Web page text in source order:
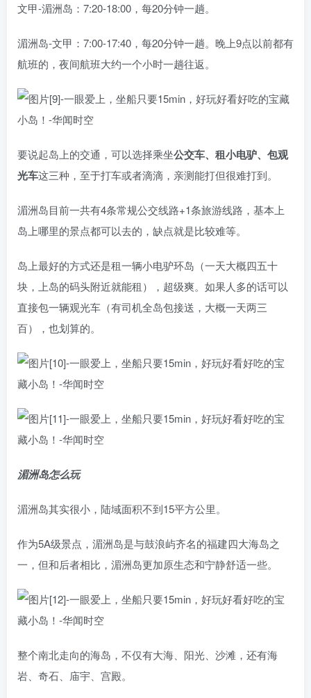
文甲-湄洲岛：7:20-18:00，每20分钟一趟。
湄洲岛-文甲：7:00-17:40，每20分钟一趟。晚上9点以前都有
航班的，夜间航班大约一个小时一趟往返。
要说起岛上的交通，可以选择乘坐公交车、租小电驴、包观
光车这三种，至于打车或者滴滴，亲测能打但很难打到。
湄洲岛目前一共有4条常规公交线路+1条旅游线路，基本上
岛上哪里的景点都可以去的，缺点就是比较难等。
岛上最好的方式还是租一辆小电驴环岛（一天大概四五十
块，上岛的码头附近就能租），超级爽。如果人多的话可以
直接包一辆观光车（有司机全岛包接送，大概一天两三
百），也划算的。
湄洲岛怎么玩
湄洲岛其实很小，陆域面积不到15平方公里。
作为5A级景点，湄洲岛是与鼓浪屿齐名的福建四大海岛之
一，但和后者相比，湄洲岛更加原生态和宁静舒适一些。
整个南北走向的海岛，不仅有大海、阳光、沙滩，还有海
岩、奇石、庙宇、宫殿。